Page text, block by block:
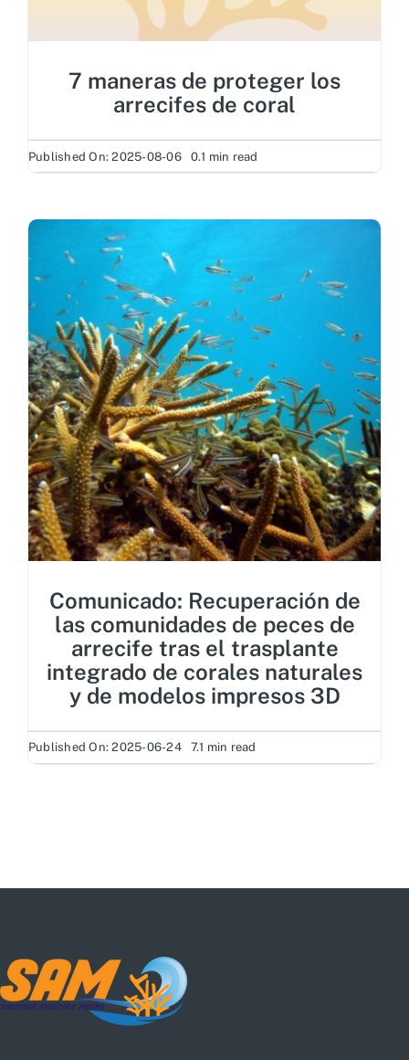
7 maneras de proteger los
arrecifes de coral
Published On: 2025-08-06 0.1 min read
Comunicado: Recuperación de
las comunidades de peces de
arrecife tras el trasplante
integrado de corales naturales
y de modelos impresos 3D
Published On: 2025-06-24 7.1 min read